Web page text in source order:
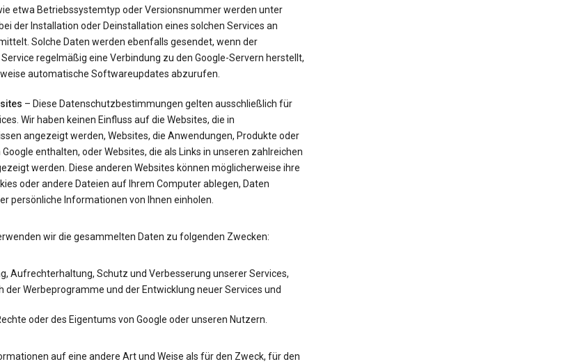
etwa Betriebssystemtyp oder Versionsnummer werden unter
der Installation oder Deinstallation eines solchen Services an
Solche Daten werden ebenfalls gesendet, wenn der
regelmäßig eine Verbindung zu den Google-Servern herstellt,
automatische Softwareupdates abzurufen.
– Diese Datenschutzbestimmungen gelten ausschließlich für
Wir haben keinen Einfluss auf die Websites, die in
angezeigt werden, Websites, die Anwendungen, Produkte oder
Google enthalten, oder Websites, die als Links in unseren zahlreichen
werden. Diese anderen Websites können möglicherweise ihre
oder andere Dateien auf Ihrem Computer ablegen, Daten
persönliche Informationen von Ihnen einholen.
wir die gesammelten Daten zu folgenden Zwecken:
Aufrechterhaltung, Schutz und Verbesserung unserer Services,
der Werbeprogramme und der Entwicklung neuer Services und
oder des Eigentums von Google oder unseren Nutzern.
auf eine andere Art und Weise als für den Zweck, für den